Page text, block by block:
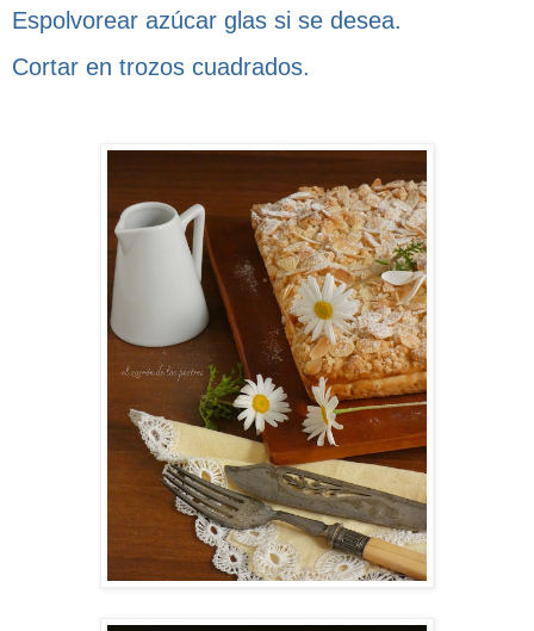
Espolvorear azúcar glas si se desea.
Cortar en trozos cuadrados.